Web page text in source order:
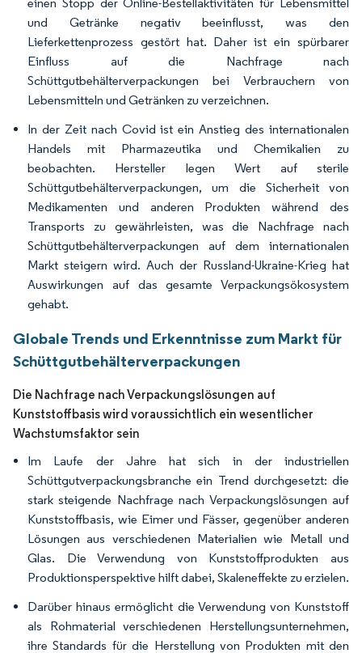
und Getränke negativ beeinflusst, was den
Lieferkettenprozess gestört hat. Daher ist ein spürbarer
Einfluss auf die Nachfrage nach
Schüttgutbehälterverpackungen bei Verbrauchern von
Lebensmitteln und Getränken zu verzeichnen.
In der Zeit nach Covid ist ein Anstieg des internationalen
Handels mit Pharmazeutika und Chemikalien zu
beobachten. Hersteller legen Wert auf sterile
Schüttgutbehälterverpackungen, um die Sicherheit von
Medikamenten und anderen Produkten während des
Transports zu gewährleisten, was die Nachfrage nach
Schüttgutbehälterverpackungen auf dem internationalen
Markt steigern wird. Auch der Russland-Ukraine-Krieg hat
Auswirkungen auf das gesamte Verpackungsökosystem
gehabt.
Globale Trends und Erkenntnisse zum Markt für
Schüttgutbehälterverpackungen
Die Nachfrage nach Verpackungslösungen auf
Kunststoffbasis wird voraussichtlich ein wesentlicher
Wachstumsfaktor sein
Im Laufe der Jahre hat sich in der industriellen
Schüttgutverpackungsbranche ein Trend durchgesetzt: die
stark steigende Nachfrage nach Verpackungslösungen auf
Kunststoffbasis, wie Eimer und Fässer, gegenüber anderen
Lösungen aus verschiedenen Materialien wie Metall und
Glas. Die Verwendung von Kunststoffprodukten aus
Produktionsperspektive hilft dabei, Skaleneffekte zu erzielen.
Darüber hinaus ermöglicht die Verwendung von Kunststoff
als Rohmaterial verschiedenen Herstellungsunternehmen,
ihre Standards für die Herstellung von Produkten mit den